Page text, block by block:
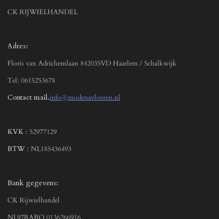
CK RIJWIELHANDEL
Adres:
Floris van Adrichemlaan 842035VD Haarlem / Schalkwijk
Tel: 0615253678
Contact mail.info@modenavloeren.nl
KVK : 52977129
BTW : NL185436493
Bank gegevens:
CK Rijwielhandel